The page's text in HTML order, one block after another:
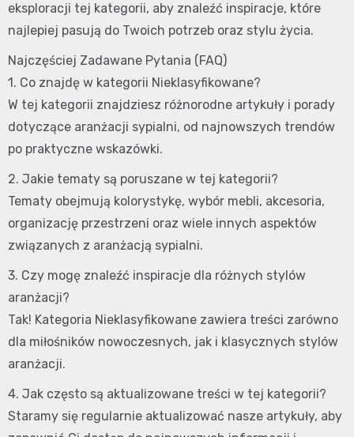
eksploracji tej kategorii, aby znaleźć inspiracje, które
najlepiej pasują do Twoich potrzeb oraz stylu życia.
Najczęściej Zadawane Pytania (FAQ)
1. Co znajdę w kategorii Nieklasyfikowane?
W tej kategorii znajdziesz różnorodne artykuły i porady
dotyczące aranżacji sypialni, od najnowszych trendów
po praktyczne wskazówki.
2. Jakie tematy są poruszane w tej kategorii?
Tematy obejmują kolorystykę, wybór mebli, akcesoria,
organizację przestrzeni oraz wiele innych aspektów
związanych z aranżacją sypialni.
3. Czy mogę znaleźć inspiracje dla różnych stylów
aranżacji?
Tak! Kategoria Nieklasyfikowane zawiera treści zarówno
dla miłośników nowoczesnych, jak i klasycznych stylów
aranżacji.
4. Jak często są aktualizowane treści w tej kategorii?
Staramy się regularnie aktualizować nasze artykuły, aby